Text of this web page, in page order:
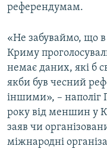
референдумам.
«Не забуваймо, що в
Криму
немає даних, які б
якби був чесний
іншими», –
року від меншин у
заяв чи
міжнародні